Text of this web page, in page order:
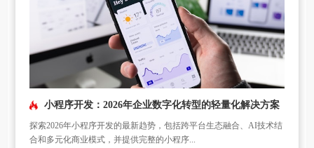
小程序开发：2026年企业数字化转型的轻量化解决方案
探索2026年小程序开发的最新趋势，包括跨平台生态融合、AI技术结
合和多元化商业模式，并提供完整的小程序...